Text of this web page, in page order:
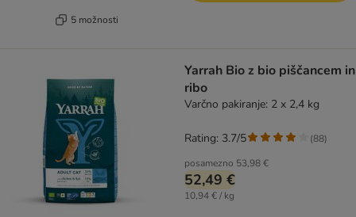
5 možnosti
Yarrah Bio z bio piščancem in
ribo
Varčno pakiranje: 2 x 2,4 kg
posamezno 53,98 €
52,49 €
10,94 € / kg
Rating: 3.7/5 (88)